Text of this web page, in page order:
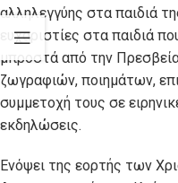
αλληλεγγύης στα παιδιά
ευχαριστίες στα παιδιά
μπροστά από την
ζωγραφιών, ποιημάτων,
συμμετοχή τους σε
εκδηλώσεις.
Ενόψει της εορτής των